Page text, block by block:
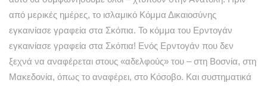
από μερικές ημέρες, το ισλαμικό Κόμμα Δικαιοσύνης
εγκαινίασε γραφεία στα Σκόπια. Το κόμμα του Ερντογάν
εγκαινίασε γραφεία στα Σκόπια! Ενός Ερντογάν που δεν
ξεχνά να αναφέρεται στους «αδελφούς» του – στη Βοσνία, στη
Μακεδονία, όπως το αναφέρει, στο Κόσοβο. Και συστηματικά